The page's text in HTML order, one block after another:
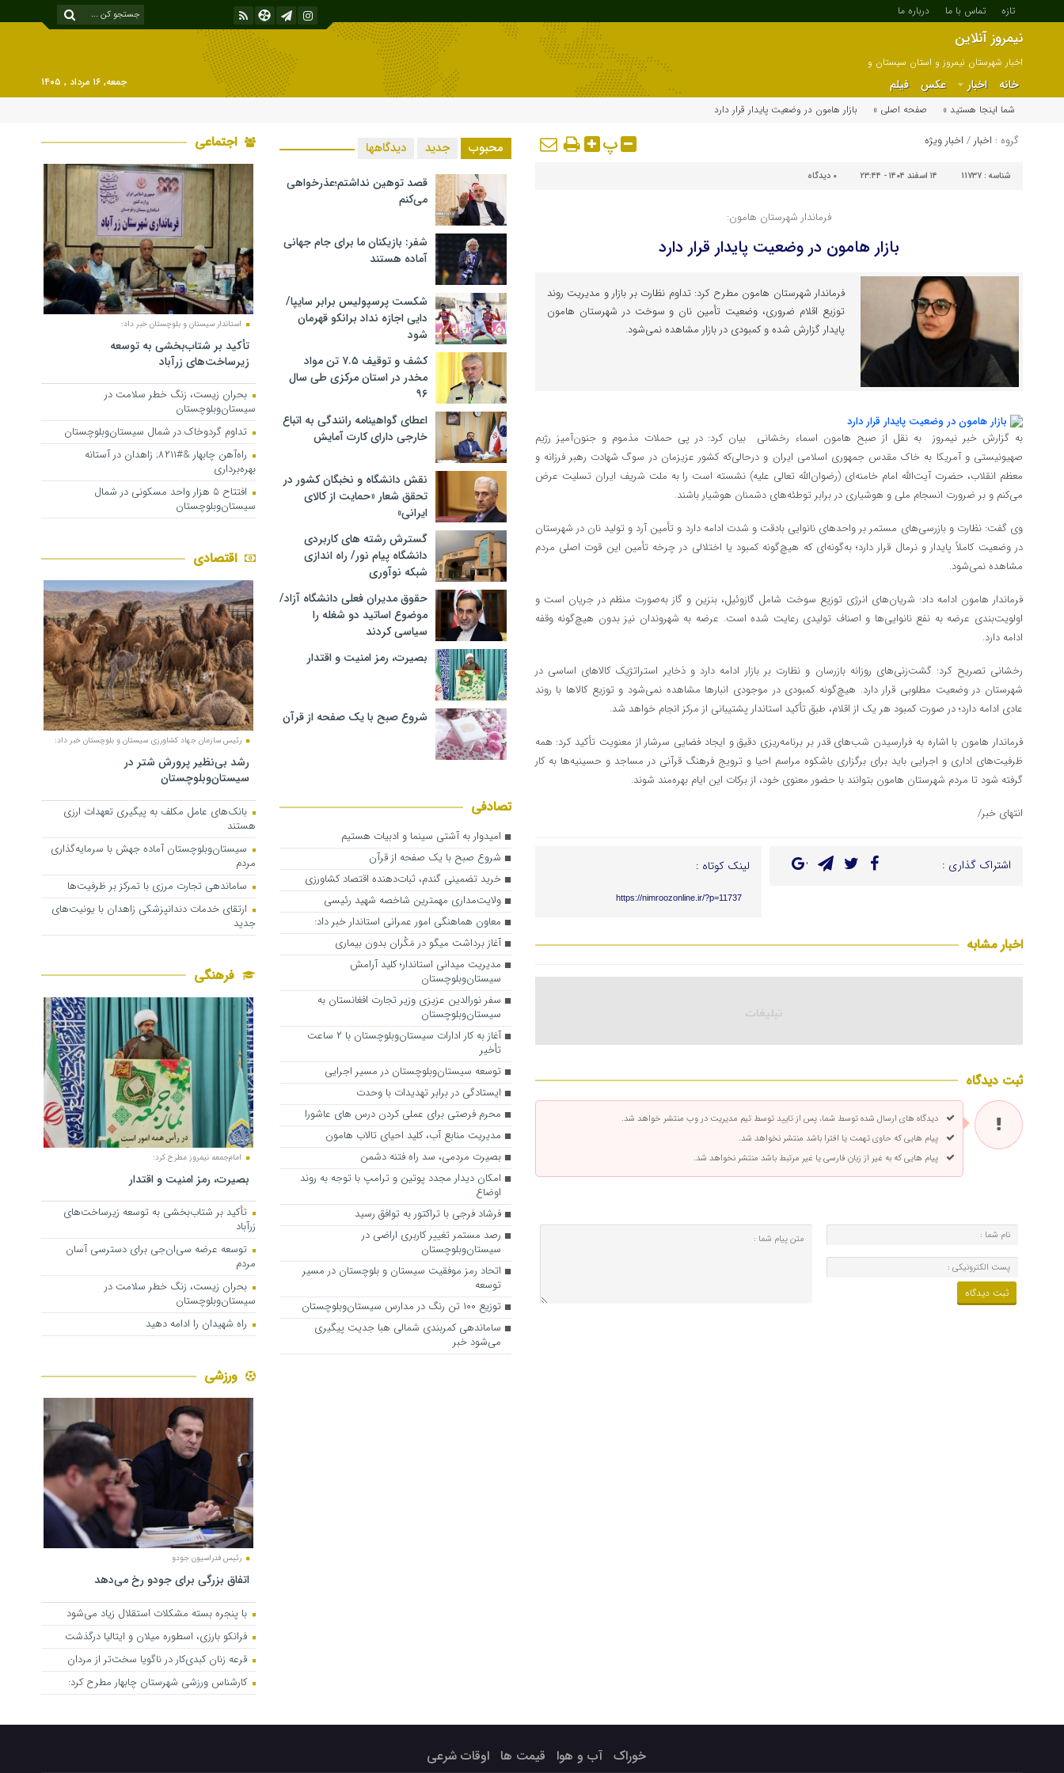
تازه تماس با ما درباره ما
نیمروز آنلاین
اخبار شهرستان نیمروز و استان سیستان و
بلوچستان
خانه اخبار عکس فیلم
جمعه, ۱۶ مرداد , ۱۴۰۵
شما اینجا هستید »
صفحه اصلی » بازار هامون در وضعیت پایدار قرار دارد
گروه : اخبار / اخبار ویژه پ
شناسه : 11737 ۱۴ اسفند ۱۴۰۴ - ۲۳:۴۴ ۰ دیدگاه
فرماندار شهرستان هامون:
بازار هامون در وضعیت پایدار قرار دارد
فرماندار شهرستان هامون مطرح کرد: تداوم نظارت بر بازار و مدیریت روند
توزیع اقلام ضروری، وضعیت تأمین نان و سوخت در شهرستان هامون
پایدار گزارش شده و کمبودی در بازار مشاهده نمی‌شود.
به گزارش خبر نیمروز به نقل از صبح هامون اسماء رخشانی بیان کرد: در پی حملات مذموم و جنون‌آمیز رژیم
صهیونیستی و آمریکا به خاک مقدس جمهوری اسلامی ایران و درحالی‌که کشور عزیزمان در سوگ شهادت رهبر فرزانه و
معظم انقلاب، حضرت آیت‌الله امام خامنه‌ای (رضوان‌الله تعالی علیه) نشسته است را به ملت شریف ایران تسلیت عرض
می‌کنم و بر ضرورت انسجام ملی و هوشیاری در برابر توطئه‌های دشمنان هوشیار باشند.
وی گفت: نظارت و بازرسی‌های مستمر بر واحدهای نانوایی بادقت و شدت ادامه دارد و تأمین آرد و تولید نان در شهرستان
در وضعیت کاملاً پایدار و نرمال قرار دارد؛ به‌گونه‌ای که هیچ‌گونه کمبود یا اختلالی در چرخه تأمین این قوت اصلی مردم
مشاهده نمی‌شود.
فرماندار هامون ادامه داد: شریان‌های انرژی توزیع سوخت شامل گازوئیل، بنزین و گاز به‌صورت منظم در جریان است و
اولویت‌بندی عرضه به نفع نانوایی‌ها و اصناف تولیدی رعایت شده است. عرضه به شهروندان نیز بدون هیچ‌گونه وقفه
ادامه دارد.
رخشانی تصریح کرد: گشت‌زنی‌های روزانه بازرسان و نظارت بر بازار ادامه دارد و ذخایر استراتژیک کالاهای اساسی در
شهرستان در وضعیت مطلوبی قرار دارد. هیچ‌گونه کمبودی در موجودی انبارها مشاهده نمی‌شود و توزیع کالاها با روند
عادی ادامه دارد؛ در صورت کمبود هر یک از اقلام، طبق تأکید استاندار پشتیبانی از مرکز انجام خواهد شد.
فرماندار هامون با اشاره به فرارسیدن شب‌های قدر بر برنامه‌ریزی دقیق و ایجاد فضایی سرشار از معنویت تأکید کرد: همه
ظرفیت‌های اداری و اجرایی باید برای برگزاری باشکوه مراسم احیا و ترویج فرهنگ قرآنی در مساجد و حسینیه‌ها به کار
گرفته شود تا مردم شهرستان هامون بتوانند با حضور معنوی خود، از برکات این ایام بهره‌مند شوند.
انتهای خبر/
اشتراک گذاری : لینک کوتاه :
https://nimroozonline.ir/?p=11737
اخبار مشابه
ثبت دیدگاه
دیدگاه های ارسال شده توسط شما، پس از تایید توسط تیم مدیریت در وب منتشر خواهد شد.
پیام هایی که حاوی تهمت یا افترا باشد منتشر نخواهد شد.
پیام هایی که به غیر از زبان فارسی یا غیر مرتبط باشد منتشر نخواهد شد.
محبوب جدید دیدگاهها
قصد توهین نداشتم؛عذرخواهی
می‌کنم
شفر: بازیکنان ما برای جام جهانی
آماده هستند
شکست پرسپولیس برابر سایپا/
دایی اجازه نداد برانکو قهرمان
شود
کشف و توقیف ۷.۵ تن مواد
مخدر در استان مرکزی طی سال
۹۶
اعطای گواهینامه رانندگی به اتباع
خارجی دارای کارت آمایش
نقش دانشگاه و نخبگان کشور در
تحقق شعار «حمایت از کالای
ایرانی»
گسترش رشته های کاربردی
دانشگاه پیام نور/ راه اندازی
شبکه نوآوری
حقوق مدیران فعلی دانشگاه آزاد/
موضوع اساتید دو شغله را
سیاسی کردند
بصیرت، رمز امنیت و اقتدار
شروع صبح با یک صفحه از قرآن
تصادفی
امیدوار به آشتی سینما و ادبیات هستیم
شروع صبح با یک صفحه از قرآن
خرید تضمینی گندم، ثبات‌دهنده اقتصاد کشاورزی
ولایت‌مداری مهمترین شاخصه شهید رئیسی
معاون هماهنگی امور عمرانی استاندار خبر داد:
آغاز برداشت میگو در مَکُران بدون بیماری
مدیریت میدانی استاندار؛ کلید آرامش
سیستان‌وبلوچستان
سفر نورالدین عزیزی وزیر تجارت افغانستان به
سیستان‌وبلوچستان
آغاز به‌ کار ادارات سیستان‌وبلوچستان با ۲ ساعت
تأخیر
توسعه سیستان‌وبلوچستان در مسیر اجرایی
ایستادگی در برابر تهدیدات با وحدت
محرم فرصتی برای عملی کردن درس های عاشورا
مدیریت منابع آب، کلید احیای تالاب هامون
بصیرت مردمی، سد راه فتنه دشمن
امکان دیدار مجدد پوتین و ترامپ با توجه به روند
اوضاع
فرشاد فرجی با تراکتور به توافق رسید
رصد مستمر تغییر کاربری اراضی در
سیستان‌وبلوچستان
اتحاد رمز موفقیت سیستان و بلوچستان در مسیر
توسعه
توزیع ۱۰۰ تن رنگ در مدارس سیستان‌وبلوچستان
ساماندهی کمربندی شمالی ه‍با جدیت پیگیری
می‌شود ‌خبر
اجتماعی
استاندار سیستان و بلوچستان خبر داد:
تأکید بر شتاب‌بخشی به توسعه
زیرساخت‌های زرآباد
بحران زیست، زنگ خطر سلامت در
سیستان‌وبلوچستان
تداوم گردوخاک در شمال سیستان‌وبلوچستان
راه‌آهن چابهار &#۸۲۱۱; زاهدان در آستانه
بهره‌برداری
افتتاح ۵ هزار واحد مسکونی در شمال
سیستان‌وبلوچستان
اقتصادی
رئیس سازمان جهاد کشاورزی سیستان و بلوچستان خبر داد:
رشد بی‌نظیر پرورش شتر در
سیستان‌وبلوچستان
بانک‌های عامل مکلف به پیگیری تعهدات ارزی
هستند
سیستان‌وبلوچستان آماده جهش با سرمایه‌گذاری
مردم
ساماندهی تجارت مرزی با تمرکز بر ظرفیت‌ها
ارتقای خدمات دندانپزشکی زاهدان با یونیت‌های
جدید
فرهنگی
امام‌جمعه نیمروز مطرح کرد:
بصیرت، رمز امنیت و اقتدار
تأکید بر شتاب‌بخشی به توسعه زیرساخت‌های
زرآباد
توسعه عرضه سی‌ان‌جی برای دسترسی آسان
مردم
بحران زیست، زنگ خطر سلامت در
سیستان‌وبلوچستان
راه شهیدان را ادامه دهید
ورزشی
رئیس فدراسیون جودو
اتفاق بزرگی برای جودو رخ می‌دهد
با پنجره بسته مشکلات استقلال زیاد می‌شود
فرانکو بارزی، اسطوره میلان و ایتالیا درگذشت
قرعه زنان کبدی‌کار در ناگویا سخت‌تر از مردان
کارشناس ورزشی شهرستان چابهار مطرح کرد:
خوراک آب و هوا قیمت ها اوقات شرعی